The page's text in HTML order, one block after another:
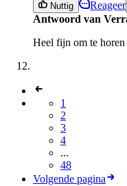
Nuttig Reageer
Antwoord van
Heel fijn om te
1
2
3
4
...
48
Volgende pagina